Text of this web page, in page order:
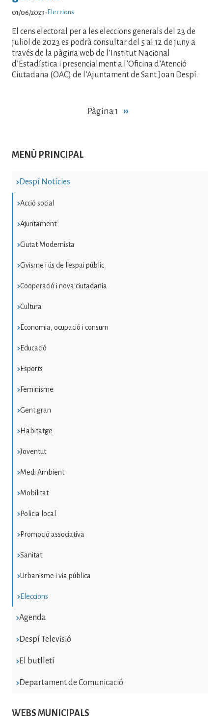
MENÚ PRINCIPAL
Despí Notícies
Acció social
Ajuntament
Ciutat Modernista
Civisme i ús de l'espai públic
Cooperació i nova ciutadania
Cultura
Economia, ocupació i consum
Educació
Esports
Feminisme
Gent gran
Habitatge
Joventut
Medi Ambient
Mobilitat
Policia local
Promoció associativa
Sanitat
Urbanisme i via pública
Eleccions
Agenda
Despí Televisió
El butlletí
Departament de Comunicació
WEBS MUNICIPALS
01/06/2023-Eleccions
El cens electoral per a les eleccions generals del 23 de
juliol de 2023 es podrà consultar del 5 al 12 de juny a
través de la pàgina web de l’Institut Nacional
d’Estadística i presencialment a l’Oficina d’Atenció
Ciutadana (OAC) de l’Ajuntament de Sant Joan Despí.
Pàgina 1
Pàgina
››